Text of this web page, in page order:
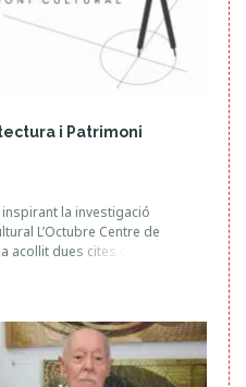
i Patrimoni
la investigació
L’Octubre Centre de
acollit dues cites que han